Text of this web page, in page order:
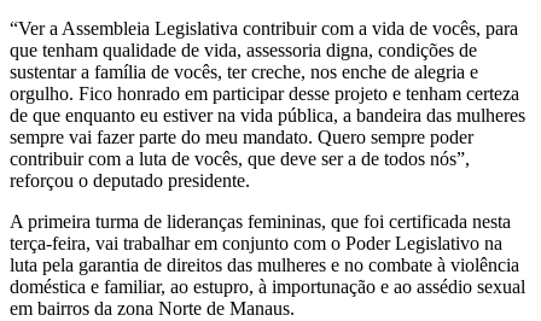
“Ver a Assembleia Legislativa contribuir com a vida de vocês, para
que tenham qualidade de vida, assessoria digna, condições de
sustentar a família de vocês, ter creche, nos enche de alegria e
orgulho. Fico honrado em participar desse projeto e tenham certeza
de que enquanto eu estiver na vida pública, a bandeira das mulheres
sempre vai fazer parte do meu mandato. Quero sempre poder
contribuir com a luta de vocês, que deve ser a de todos nós”,
reforçou o deputado presidente.
A primeira turma de lideranças femininas, que foi certificada nesta
terça-feira, vai trabalhar em conjunto com o Poder Legislativo na
luta pela garantia de direitos das mulheres e no combate à violência
doméstica e familiar, ao estupro, à importunação e ao assédio sexual
em bairros da zona Norte de Manaus.